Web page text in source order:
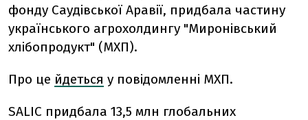
фонду Саудівської Аравії, придбала частину
українського агрохолдингу "Миронівський
хлібопродукт" (МХП).
Про це йдеться у повідомленні МХП.
SALIC придбала 13,5 млн глобальних